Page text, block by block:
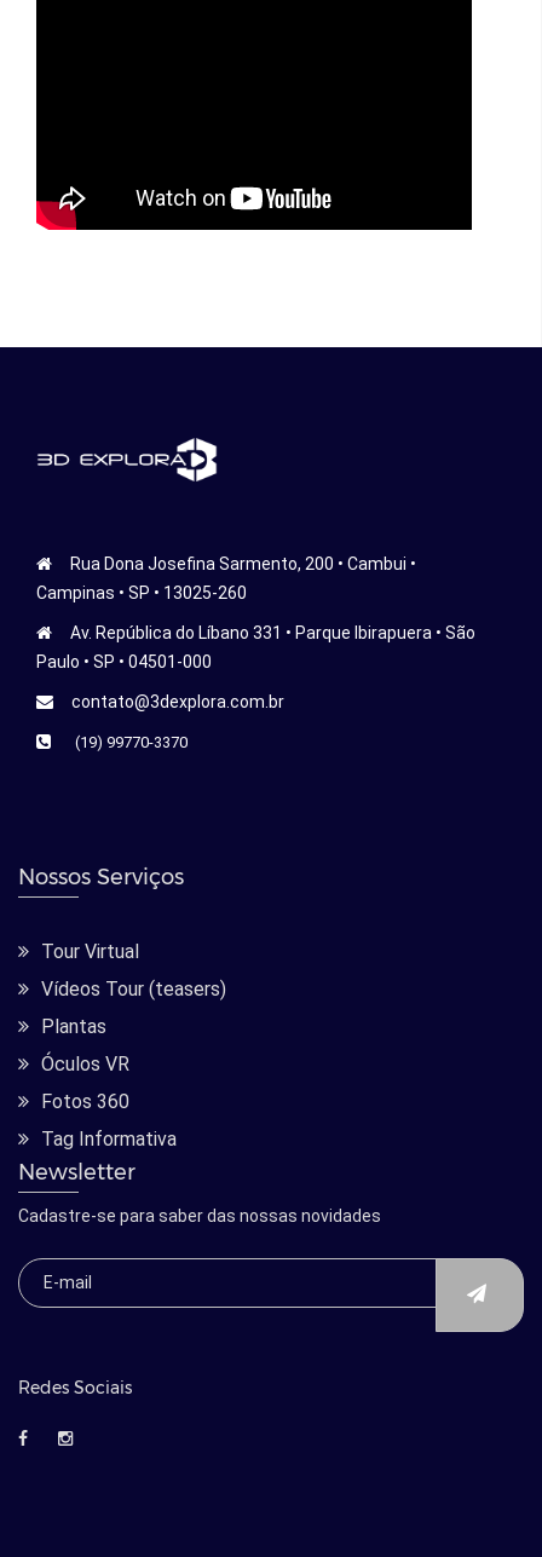
Rua Dona Josefina Sarmento, 200 • Cambui •
Campinas • SP • 13025-260
Av. República do Líbano 331 • Parque Ibirapuera • São
Paulo • SP • 04501-000
contato@3dexplora.com.br
(19) 99770-3370
Nossos Serviços
Tour Virtual
Vídeos Tour (teasers)
Plantas
Óculos VR
Fotos 360
Tag Informativa
Newsletter
Cadastre-se para saber das nossas novidades
Redes Sociais